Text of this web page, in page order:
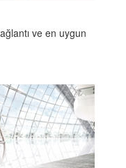
ve en uygun